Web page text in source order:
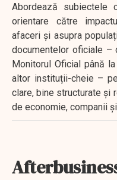
Abordează subiectele
orientare către
afaceri și asupra
documentelor oficiale –
Monitorul Oficial până
altor instituții-cheie –
clare, bine structurate și
de economie, companii